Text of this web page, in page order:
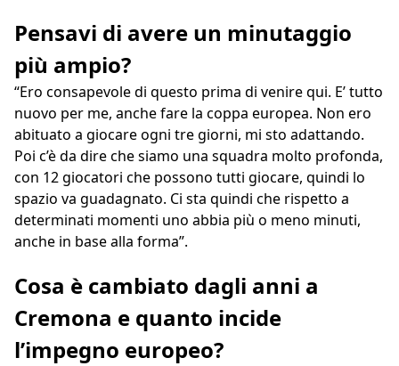
Pensavi di avere un minutaggio
più ampio?
“Ero consapevole di questo prima di venire qui. E’ tutto
nuovo per me, anche fare la coppa europea. Non ero
abituato a giocare ogni tre giorni, mi sto adattando.
Poi c’è da dire che siamo una squadra molto profonda,
con 12 giocatori che possono tutti giocare, quindi lo
spazio va guadagnato. Ci sta quindi che rispetto a
determinati momenti uno abbia più o meno minuti,
anche in base alla forma”.
Cosa è cambiato dagli anni a
Cremona e quanto incide
l’impegno europeo?